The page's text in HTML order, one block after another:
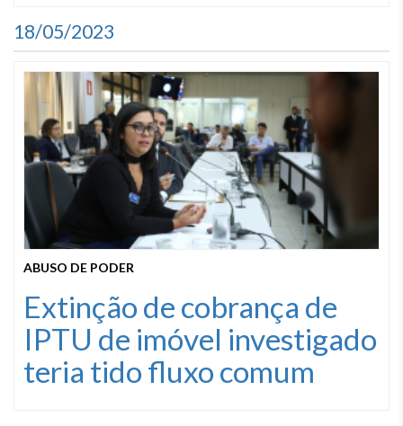
18/05/2023
ABUSO DE PODER
Extinção de cobrança de
IPTU de imóvel investigado
teria tido fluxo comum